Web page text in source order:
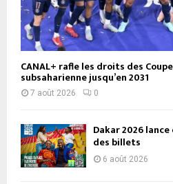
CANAL+ rafle les droits des
subsaharienne jusqu’en 2031
7 août 2026 0
Dakar 2026
des billets
6 août 2026